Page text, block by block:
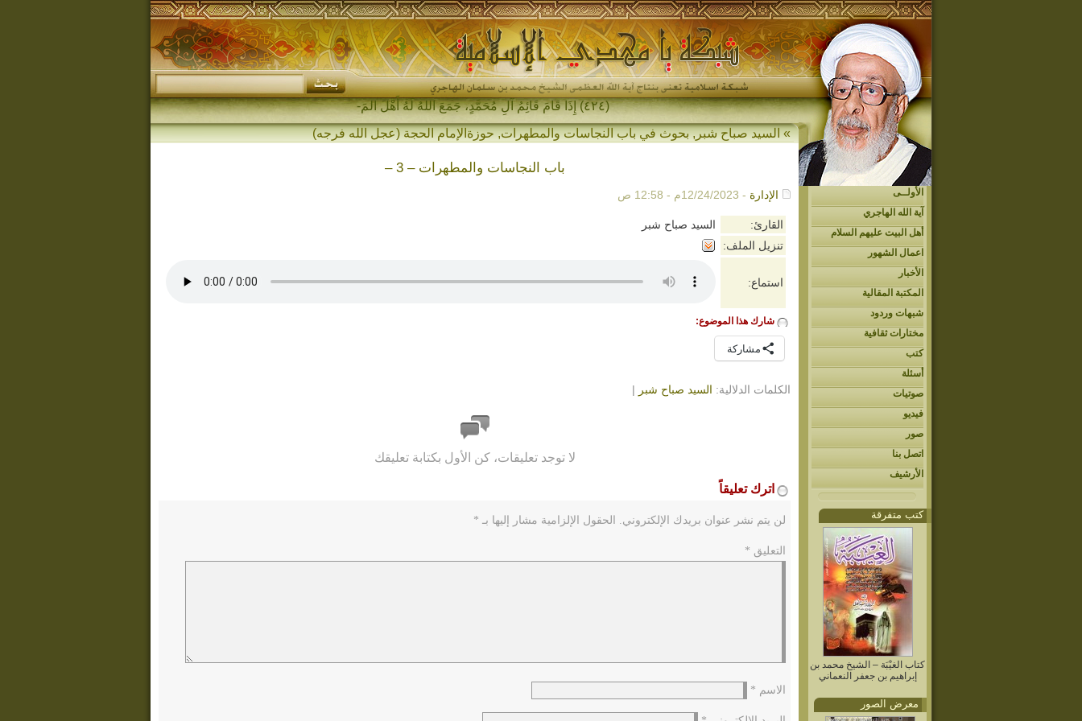
(٤٢٤) إِذَا قَامَ قَائِمُ آلِ مُحَمَّدٍ، جَمَعَ اللهُ لَهُ أَهْلَ المَشْرِق_
الأولــى
آية الله الهاجري
أهل البيت عليهم السلام
اعمال الشهور
الأخبار
المكتبة المقالية
شبهات وردود
مختارات ثقافية
كتب
أسئلة
صوتيات
فيديو
صور
اتصل بنا
الأرشيف
كتب متفرقة
كتاب الغيْبَة – الشيخ محمد بن
إبراهيم بن جعفر النعماني
معرض الصور
»السيد صباح شبر,بحوث في باب النجاسات والمطهرات,حوزةالإمام الحجة (عجل الله فرجه)
باب النجاسات والمطهرات – 3 –
الإدارة - 12/24/2023م - 12:58 ص
القارئ:
السيد صباح شبر
تنزيل الملف:
استماع:
شارك هذا الموضوع:
مشاركة
الكلمات الدلالية: السيد صباح شبر |
لا توجد تعليقات، كن الأول بكتابة تعليقك
اترك تعليقاً
لن يتم نشر عنوان بريدك الإلكتروني. الحقول الإلزامية مشار إليها بـ *
التعليق *
الاسم *